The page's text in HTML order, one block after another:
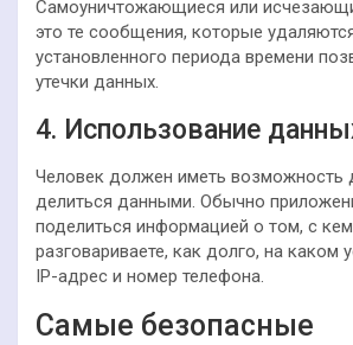
Самоуничтожающиеся или
это те сообщения, которые
установленного периода времени
утечки данных.
4. Использование
Человек должен иметь возможность
делиться данными. Обычно
поделиться информацией о том, с
разговариваете, как долго, на каком
IP-адрес и номер телефона.
Самые безопасные